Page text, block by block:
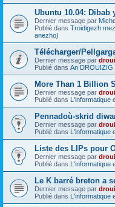
Ubuntu 10.04: Dibab
Dernier message par
Publié dans Troidigezh
anezho)
Télécharger/
Dernier message par
Publié dans An DROUIZIG
More Than 1 Billion
Dernier message par
Publié dans L'informatique
Pennadoù-skrid
Dernier message par
Publié dans L'informatique
Liste des LIPs pour
Dernier message par
Publié dans L'informatique
Le K barré breton a
Dernier message par
Publié dans L'informatique